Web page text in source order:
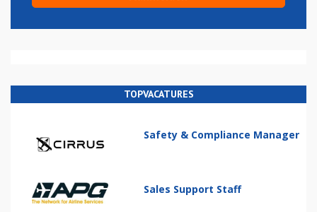
TOPVACATURES
Safety & Compliance Manager
Sales Support Staff